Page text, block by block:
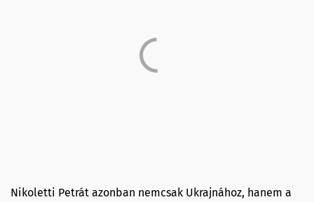
Nikoletti Petrát azonban nemcsak Ukrajnához, hanem a